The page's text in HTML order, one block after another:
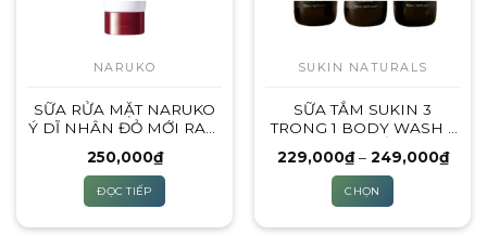
NARUKO
SỮA RỬA MẶT NARUKO
Ý DĨ NHÂN ĐỎ MỚI RAW
BRIGHTENING
FOAMING WASH –
120ML
250,000₫
ĐỌC TIẾP
SUKIN NATURALS
SỮA TẮM SUKIN 3
TRONG 1 BODY WASH –
GỘI – SỮA RỬA MẶT) – 3
MÙI HƯƠNG
229,000₫ – 249,000₫
giá:
CHỌN